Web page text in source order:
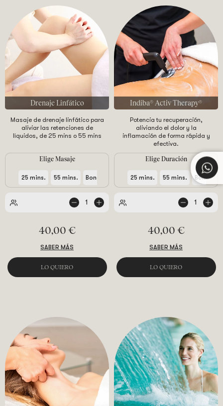
Drenaje Linfático
Masaje de drenaje linfático para
aliviar las retenciones de
líquidos, de 25 mins o 55 mins
Elige Masaje
25 mins. 55 mins. Bono 5+1 de 25 mins. +
1
40,00 €
SABER MÁS
LO QUIERO
Indiba® Activ Therapy®
Potencia tu recuperación,
aliviando el dolor y la
inflamación de forma rápida y
efectiva.
Elige Duración
25 mins. 55 mins. Bono 6
1
40,00 €
SABER MÁS
LO QUIERO